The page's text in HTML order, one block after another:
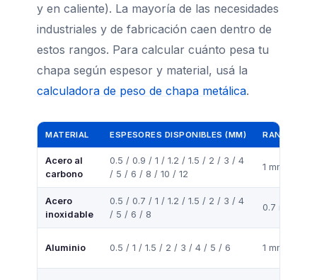
y en caliente). La mayoría de las necesidades
industriales y de fabricación caen dentro de
estos rangos. Para calcular cuánto pesa tu
chapa según espesor y material, usá la
calculadora de peso de chapa metálica.
MATERIAL ESPESORES DISPONIBLES (MM) RANGO
Acero al
carbono
0.5 / 0.9 / 1 / 1.2 / 1.5 / 2 / 3 / 4
/ 5 / 6 / 8 / 10 / 12
1 mm – 8
Acero
inoxidable
0.5 / 0.7 / 1 / 1.2 / 1.5 / 2 / 3 / 4
/ 5 / 6 / 8
0.7 mm – 6
Aluminio 0.5 / 1 / 1.5 / 2 / 3 / 4 / 5 / 6 1 mm – 4